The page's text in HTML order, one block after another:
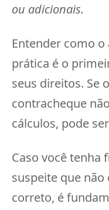
ou adicionais.
Entender como
prática é o
seus direitos. Se
contracheque
cálculos, pode
Caso você tenha
suspeite que
correto, é